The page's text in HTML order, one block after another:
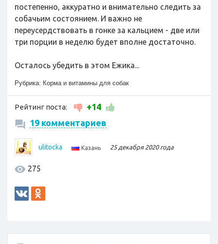
постепенно, аккуратно и внимательно следить за
собачьим состоянием. И важно не
переусердствовать в гонке за кальцием - две или
три порции в неделю будет вполне достаточно.
Осталось убедить в этом Ежика...
Рубрика: Корма и витамины для собак
Рейтинг поста:
+14
19 комментариев
ulitocka Казань 25 декабря 2020 года
275